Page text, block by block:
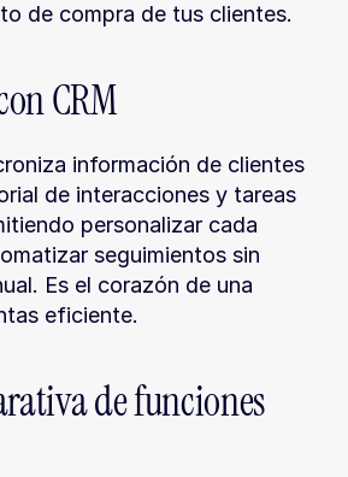
de compra de tus clientes.
CRM
información de clientes
de interacciones y tareas
personalizar cada
seguimientos sin
Es el corazón de una
eficiente.
de funciones